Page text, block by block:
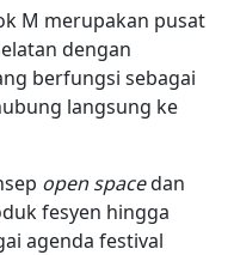
M merupakan pusat
dengan
berfungsi sebagai
langsung ke
open spacedan
fesyen hingga
agenda festival